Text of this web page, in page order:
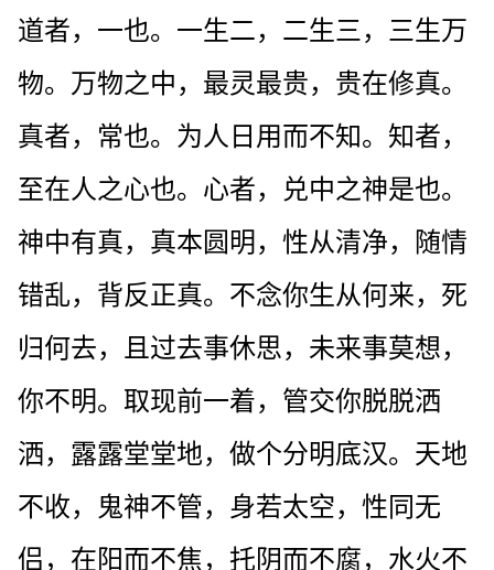
道者，一也。一生二，二生三，三生万
物。万物之中，最灵最贵，贵在修真。
真者，常也。为人日用而不知。知者，
至在人之心也。心者，兑中之神是也。
神中有真，真本圆明，性从清净，随情
错乱，背反正真。不念你生从何来，死
归何去，且过去事休思，未来事莫想，
你不明。取现前一着，管交你脱脱洒
洒，露露堂堂地，做个分明底汉。天地
不收，鬼神不管，身若太空，性同无
侣，在阳而不焦，托阴而不腐，水火不